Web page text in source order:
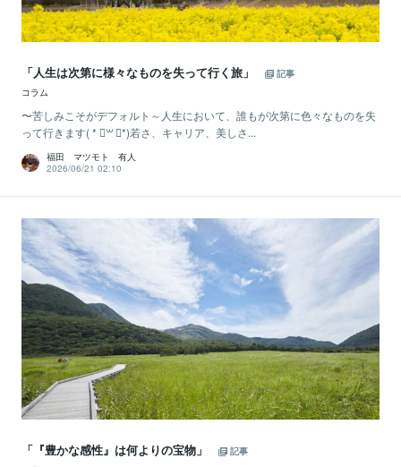
「人生は次第に様々なものを失って行く旅」
記事
コラム
〜苦しみこそがデフォルト～人生において、誰もが次第に色々なものを失
って行きます( * ॑꒳ ॑*)若さ、キャリア、美しさ...
福田 マツモト 有人
2026/06/21 02:10
「『豊かな感性』は何よりの宝物」
記事